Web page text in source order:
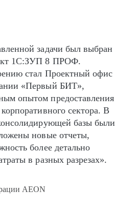
задачи был выбран
1С:ЗУП 8 ПРОФ.
стал Проектный офис
«Первый БИТ»,
опытом предоставления
сектора. В
базы были
новые отчеты,
более детально
в разных разрезах».
AEON